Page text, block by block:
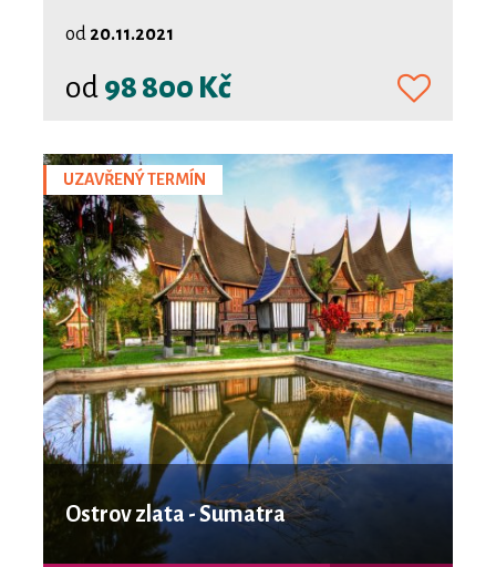
od 20.11.2021
od 98 800 Kč
UZAVŘENÝ TERMÍN
Ostrov zlata - Sumatra